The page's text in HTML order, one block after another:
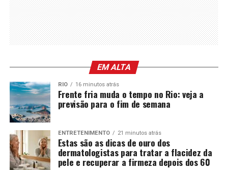
EM ALTA
RIO 16 minutos atrás
Frente fria muda o tempo no Rio: veja a
previsão para o fim de semana
ENTRETENIMENTO 21 minutos atrás
Estas são as dicas de ouro dos
dermatologistas para tratar a flacidez da
pele e recuperar a firmeza depois dos 60